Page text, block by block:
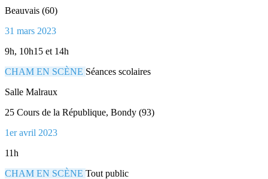
Beauvais (60)
31 mars 2023
9h, 10h15 et 14h
CHAM EN SCÈNE Séances scolaires
Salle Malraux
25 Cours de la République, Bondy (93)
1er avril 2023
11h
CHAM EN SCÈNE Tout public